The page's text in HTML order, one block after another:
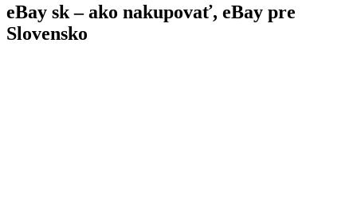
eBay sk – ako nakupovať, eBay pre
Slovensko